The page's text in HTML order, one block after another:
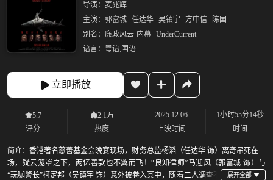
导演： 麦兆辉
主演： 郭富城 任达华 吴镇宇 方中信
陈国
别名： 廉政风云·内幕 UnderCurrent
语言： 粤语,国语
立即播放
5.7
评分
2.1万
热度
2025.12.06
上映时间
1小时55分14秒
时间
简介：香港著名慈善基金会晚宴现场，财务总监杨滔（任达华 饰）离奇吊死在会
场，疑云笼罩之下，两亿善款也不翼而飞！“良知律师”马迎风（郭富城 饰）与
“玩咖警长”柯定邦（吴镇宇 饰）意外被卷入其中，随着二人调查不